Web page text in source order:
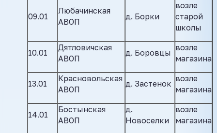
09.01
Любачинская
АВОП
д. Борки
возле
старой
школы
10.01
Дятловичская
АВОП
д. Боровцы
возле
магазина
13.01
Красновольская
АВОП
д. Застенок
возле
магазина
14.01
Бостынская
АВОП
д.
Новоселки
возле
магазина